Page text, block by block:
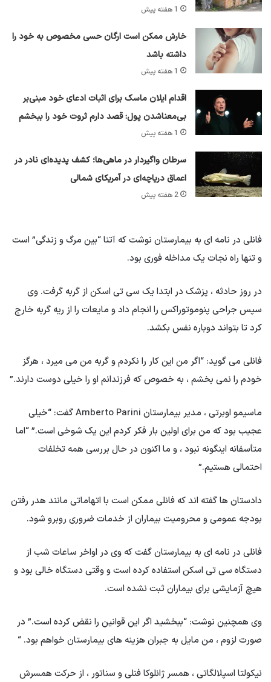
1 هفته پیش
خارش ممکن است ارگان حسی مخصوص به خود را
داشته باشد
1 هفته پیش
اقدام ایلان ماسک برای اثبات ادعای خود مبنی‌بر
بی‌معناشدن پول: قصد دارم ثروت خود را ببخشم
1 هفته پیش
سرطان واگیردار در ماهی‌ها؛ کشف پدیده‌ای نادر در
اعماق دریاچه‌ای در آمریکای شمالی
2 هفته پیش
فانلی در نامه ای به بیمارستان نوشت که آتنا “بین مرگ و زندگی” است
و تنها راه نجات یک مداخله فوری بود.
در روز حادثه ، پزشک در ابتدا یک سی تی اسکن از گربه گرفت. وی
سپس جراحی پنوموتوراکس را انجام داد و مایعات را از ریه گربه خارج
کرد تا بتواند دوباره نفس بکشد.
فانلی می گوید: “اگر من این کار را نکردم و گربه من می میرد ، هرگز
خودم را نمی بخشم ، به خصوص که فرزندانم او را خیلی دوست دارند.”
ماسیمو اوبرتی ، مدیر بیمارستان Amberto Parini گفت: “خیلی
عجیب بود که من برای اولین بار فکر کردم این یک شوخی است.” “اما
متأسفانه اینگونه نبود ، و ما اکنون در حال بررسی همه تخلفات
احتمالی هستیم.”
دادستان ها گفته اند که فانلی ممکن است با اتهاماتی مانند هدر رفتن
بودجه عمومی و محرومیت بیماران از خدمات ضروری روبرو شود.
فانلی در نامه ای به بیمارستان گفت که وی در اواخر ساعات شب از
دستگاه سی تی اسکن استفاده کرده است و وقتی دستگاه خالی بود و
هیچ آزمایشی برای بیماران ثبت نشده است.
وی همچنین نوشت: “ببخشید اگر این قوانین را نقض کرده است.” در
صورت لزوم ، من مایل به جبران هزینه های بیمارستان خواهم بود. “
نیکولتا اسپلالگاتی ، همسر ژانلوکا فنلی و سناتور ، از حرکت همسرش